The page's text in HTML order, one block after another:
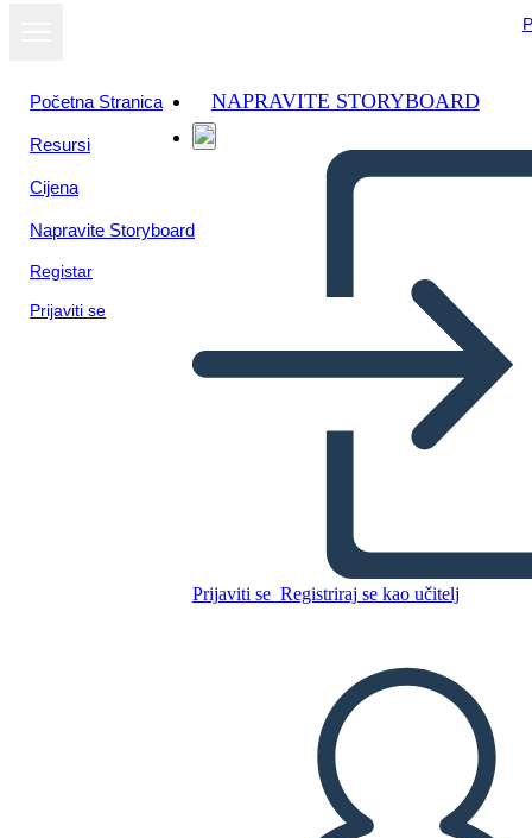
Početna Stranica
Resursi
Cijena
Napravite Storyboard
Registar
Prijaviti se
NAPRAVITE STORYBOARD
Prijaviti se Registriraj se kao učitelj
Blank Cell med afsnit
Kopirajte ovaj Storyboard
IZRADITE PLOČU SCENARIJA
ČITAJ MI